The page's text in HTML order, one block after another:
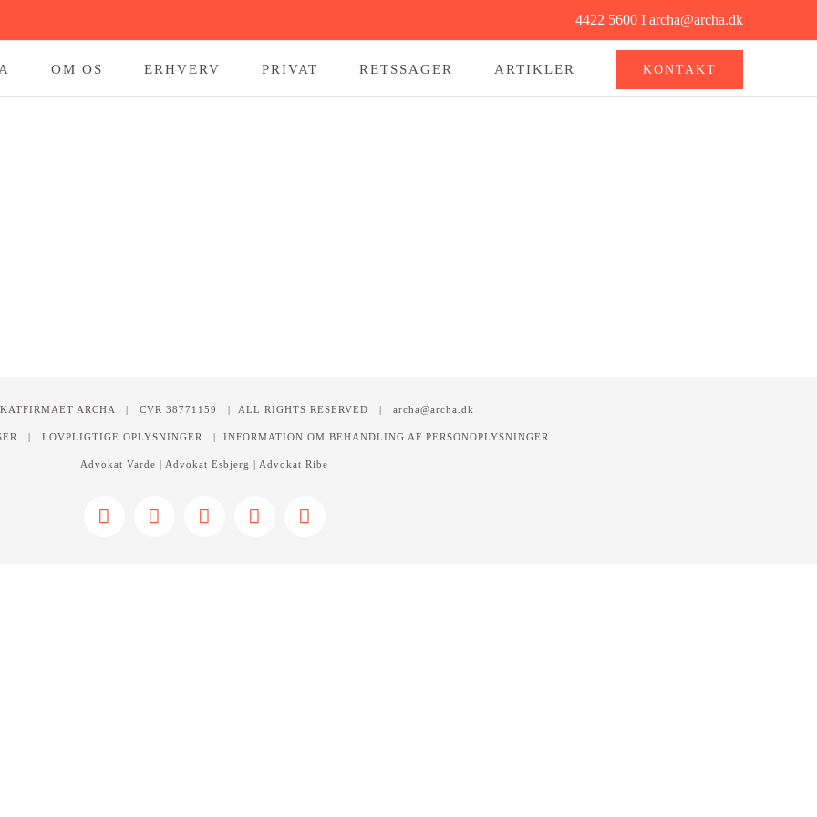
4422 5600 I archa@archa.dk
OM OS ERHVERV PRIVAT RETSSAGER ARTIKLER KONTAKT
ARCHA | CVR 38771159 | ALL RIGHTS RESERVED | archa@archa.dk
| LOVPLIGTIGE OPLYSNINGER | INFORMATION OM BEHANDLING AF PERSONOPLYSNINGER
Advokat Varde | Advokat Esbjerg | Advokat Ribe
FacebookLinkedInInstagramYouTube
E-